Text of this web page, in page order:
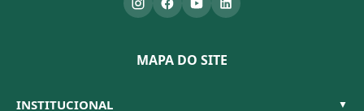
MAPA DO SITE
INSTITUCIONAL ▼